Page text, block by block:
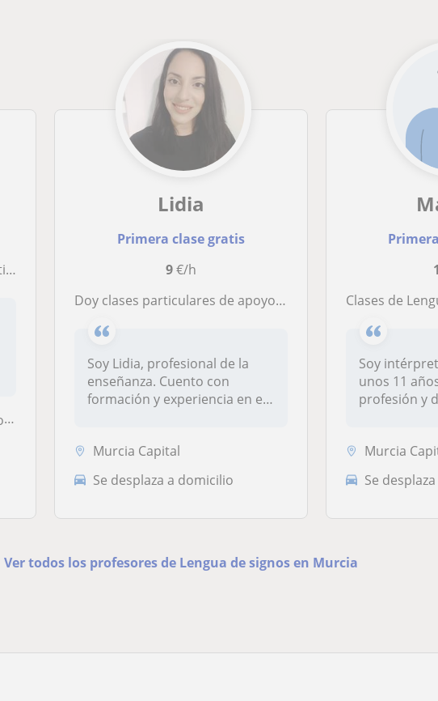
Lidia
Primera clase gratis
9€/h
Doy clases particulares de apoyo, clases particulares de lengua de signos
Soy Lidia, profesional de la
enseñanza. Cuento con
formación y experiencia en el
Murcia Capital
Se desplaza a domicilio
Clases de Lengua de
Soy
unos 11
profesión y
Murcia
Se
Ver todos los profesores de Lengua de signos en Murcia